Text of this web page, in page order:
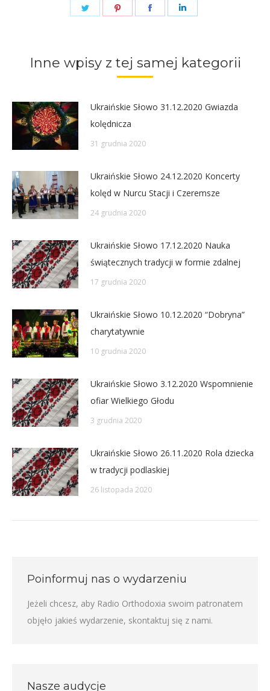
Share
Share
Share
Inne wpisy z tej samej kategorii
Ukraińskie Słowo 31.12.2020 Gwiazda
kolędnicza
31 grudnia 2020
Ukraińskie Słowo 24.12.2020 Koncerty
kolęd w Nurcu Stacji i Czeremsze
24 grudnia 2020
Ukraińskie Słowo 17.12.2020 Nauka
świątecznych tradycji w formie zdalnej
17 grudnia 2020
Ukraińskie Słowo 10.12.2020 “Dobryna”
charytatywnie
10 grudnia 2020
Ukraińskie Słowo 3.12.2020 Wspomnienie
ofiar Wielkiego Głodu
3 grudnia 2020
Ukraińskie Słowo 26.11.2020 Rola dziecka
w tradycji podlaskiej
26 listopada 2020
Poinformuj nas o wydarzeniu
Jeżeli chcesz, aby Radio Orthodoxia swoim patronatem
objęło jakieś wydarzenie, skontaktuj się z nami.
Nasze audycje